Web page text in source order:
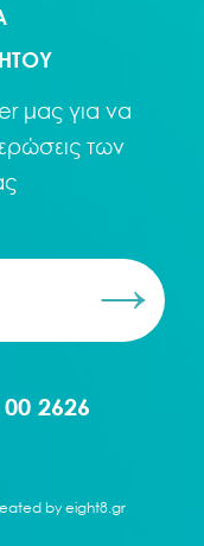
μας για να
των
2626
by eight8.gr